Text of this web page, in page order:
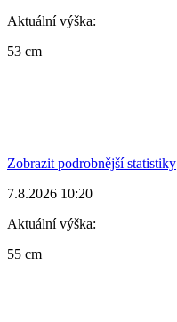
Aktuální výška:
53 cm
Zobrazit podrobnější statistiky
7.8.2026 10:20
Aktuální výška:
55 cm